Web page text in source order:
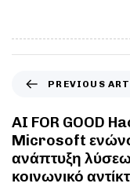
PREVIOUS
AI FOR GOOD
Microsoft
ανάπτυξη
κοινωνικό